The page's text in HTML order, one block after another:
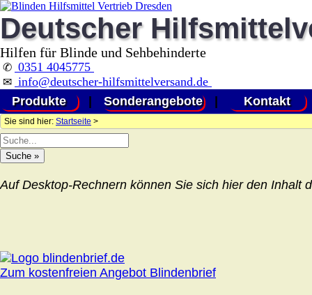
Deutscher
Hilfen für Blinde und Sehbehinderte
✆ 0351 4045775
✉ info@deutscher-hilfsmittelversand.de
Produkte
Sonderangebote Kontakt
Sie sind hier: Startseite >
Auf Desktop-Rechnern können Sie sich hier den Inhalt
Zum kostenfreien Angebot Blindenbrief